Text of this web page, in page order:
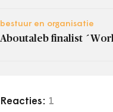
bestuur en organisatie
Aboutaleb finalist
Reacties: 1